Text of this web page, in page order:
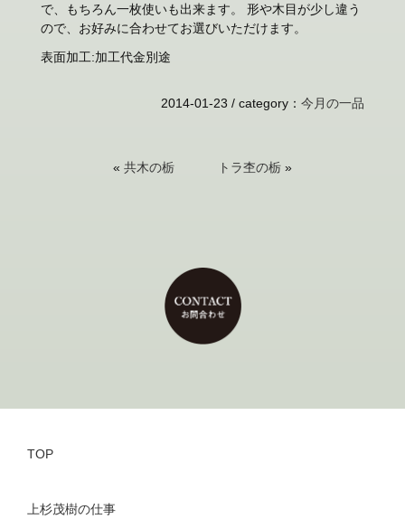
で、もちろん一枚使いも出来ます。 形や木目が少し違う
ので、お好みに合わせてお選びいただけます。
表面加工:加工代金別途
2014-01-23 /category ：今月の一品
« 共木の栃 トラ杢の栃 »
TOP
上杉茂樹の仕事